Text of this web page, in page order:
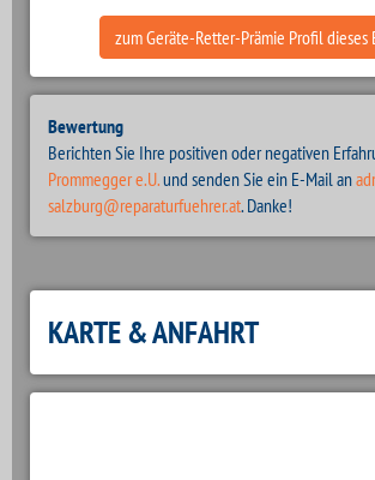
zum Geräte-Retter-Prämie Profil dieses
Bewertung
Berichten Sie Ihre positiven oder negativen
Prommegger e.U.und senden Sie ein E-Mail an
salzburg@reparaturfuehrer.at. Danke!
KARTE & ANFAHRT